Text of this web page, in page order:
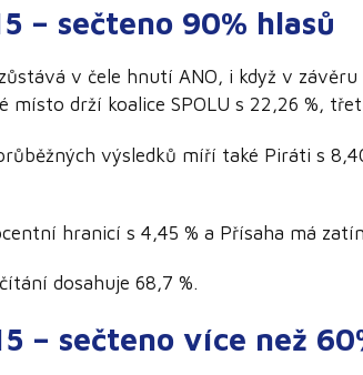
– sečteno 90% hlasů
zůstává v čele hnutí ANO, i když v
místo drží koalice SPOLU s 22,26 %,
výsledků míří také Piráti s
hranicí s 4,45 % a Přísaha má
dosahuje 68,7 %.
– sečteno více než